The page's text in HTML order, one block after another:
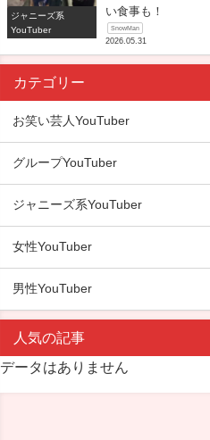
ジャニーズ系
YouTuber
い食事も！
SnowMan
2026.05.31
カテゴリー
お笑い芸人YouTuber
グループYouTuber
ジャニーズ系YouTuber
女性YouTuber
男性YouTuber
人気の記事
データはありません